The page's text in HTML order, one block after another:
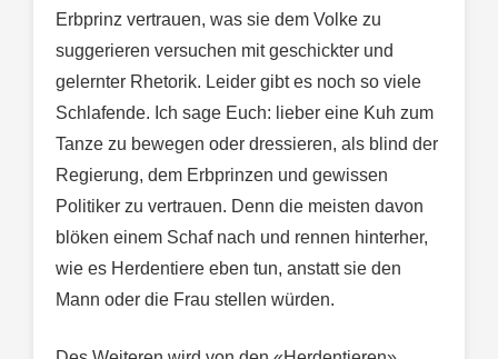
Erbprinz vertrauen, was sie dem Volke zu
suggerieren versuchen mit geschickter und
gelernter Rhetorik. Leider gibt es noch so viele
Schlafende. Ich sage Euch: lieber eine Kuh zum
Tanze zu bewegen oder dressieren, als blind der
Regierung, dem Erbprinzen und gewissen
Politiker zu vertrauen. Denn die meisten davon
blöken einem Schaf nach und rennen hinterher,
wie es Herdentiere eben tun, anstatt sie den
Mann oder die Frau stellen würden.